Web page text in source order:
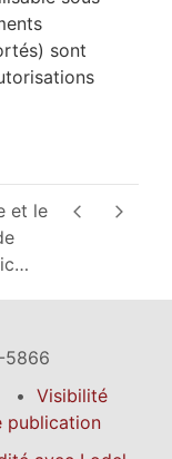
sont
et le
…
5866
Visibilité
publication